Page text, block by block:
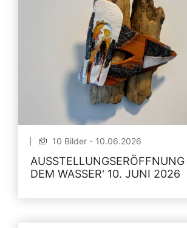
10 Bilder - 10.06.2026
AUSSTELLUNGSERÖFFNUNG
DEM WASSER' 10. JUNI 2026